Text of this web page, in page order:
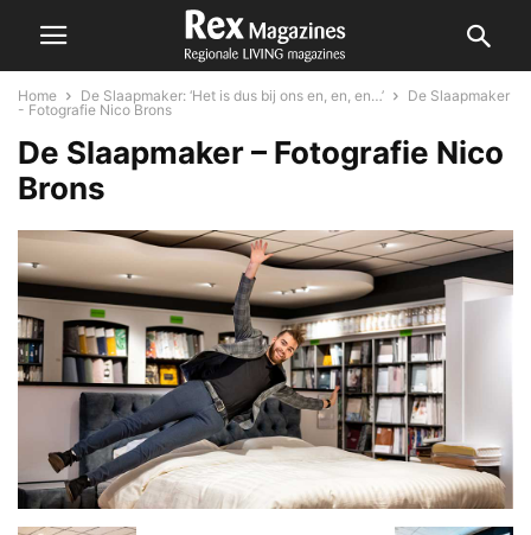
Home De Slaapmaker: ‘Het is dus bij ons en, en, en…’
De Slaapmaker
- Fotografie Nico Brons
De Slaapmaker – Fotografie Nico
Brons